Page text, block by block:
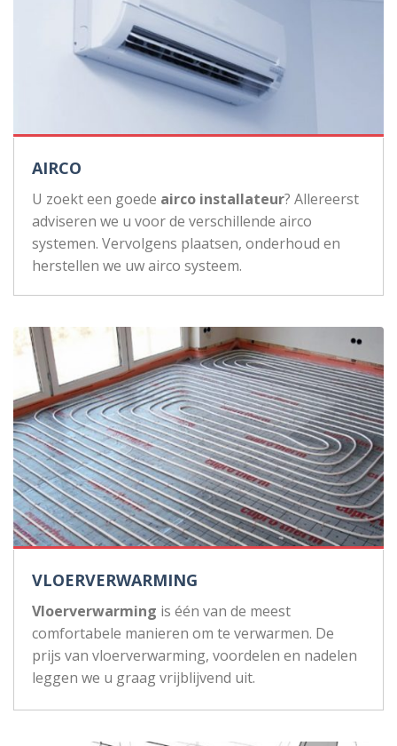
AIRCO
U zoekt een goede airco installateur? Allereerst
adviseren we u voor de verschillende airco
systemen. Vervolgens plaatsen, onderhoud en
herstellen we uw airco systeem.
VLOERVERWARMING
Vloerverwarming is één van de meest
comfortabele manieren om te verwarmen. De
prijs van vloerverwarming, voordelen en nadelen
leggen we u graag vrijblijvend uit.